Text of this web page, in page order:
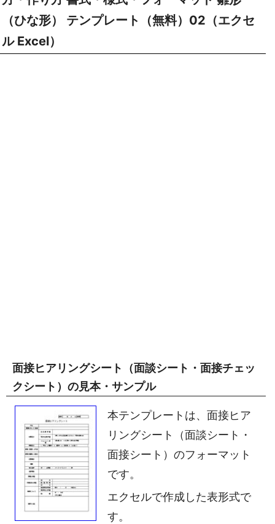
（ひな形） テンプレート（無料）02（エクセ
ル Excel）
面接ヒアリングシート（面談シート・面接チェッ
クシート）の見本・サンプル
本テンプレートは、面接ヒア
リングシート（面談シート・
面接シート）のフォーマット
です。
エクセルで作成した表形式で
す。